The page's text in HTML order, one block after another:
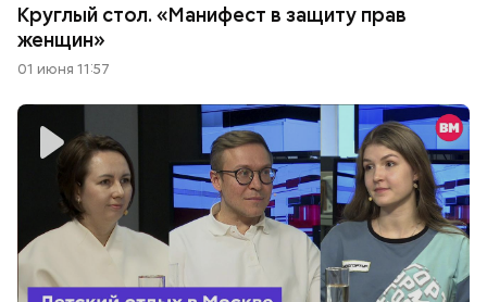
Круглый стол. «Манифест в защиту прав
женщин»
01 июня 11:57